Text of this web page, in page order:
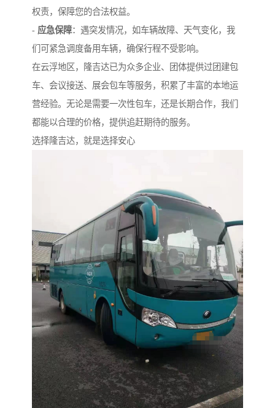
权责，保障您的合法权益。
- 应急保障：遇突发情况，如车辆故障、天气变化，我
们可紧急调度备用车辆，确保行程不受影响。
在云浮地区，隆吉达已为众多企业、团体提供过团建包
车、会议接送、展会包车等服务，积累了丰富的本地运
营经验。无论是需要一次性包车，还是长期合作，我们
都能以合理的价格，提供追赶期待的服务。
选择隆吉达，就是选择安心